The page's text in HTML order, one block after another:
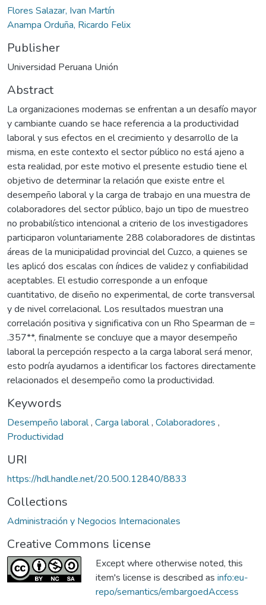
Flores Salazar, Ivan Martín
Anampa Orduña, Ricardo Felix
Publisher
Universidad Peruana Unión
Abstract
La organizaciones modernas se enfrentan a un desafío mayor
y cambiante cuando se hace referencia a la productividad
laboral y sus efectos en el crecimiento y desarrollo de la
misma, en este contexto el sector público no está ajeno a
esta realidad, por este motivo el presente estudio tiene el
objetivo de determinar la relación que existe entre el
desempeño laboral y la carga de trabajo en una muestra de
colaboradores del sector público, bajo un tipo de muestreo
no probabilístico intencional a criterio de los investigadores
participaron voluntariamente 288 colaboradores de distintas
áreas de la municipalidad provincial del Cuzco, a quienes se
les aplicó dos escalas con índices de validez y confiabilidad
aceptables. El estudio corresponde a un enfoque
cuantitativo, de diseño no experimental, de corte transversal
y de nivel correlacional. Los resultados muestran una
correlación positiva y significativa con un Rho Spearman de =
.357**, finalmente se concluye que a mayor desempeño
laboral la percepción respecto a la carga laboral será menor,
esto podría ayudarnos a identificar los factores directamente
relacionados el desempeño como la productividad.
Keywords
Desempeño laboral, Carga laboral, Colaboradores ,
Productividad
URI
https://hdl.handle.net/20.500.12840/8833
Collections
Administración y Negocios Internacionales
Creative Commons license
Except where otherwise noted, this
item's license is described as info:eu-
repo/semantics/embargoedAccess